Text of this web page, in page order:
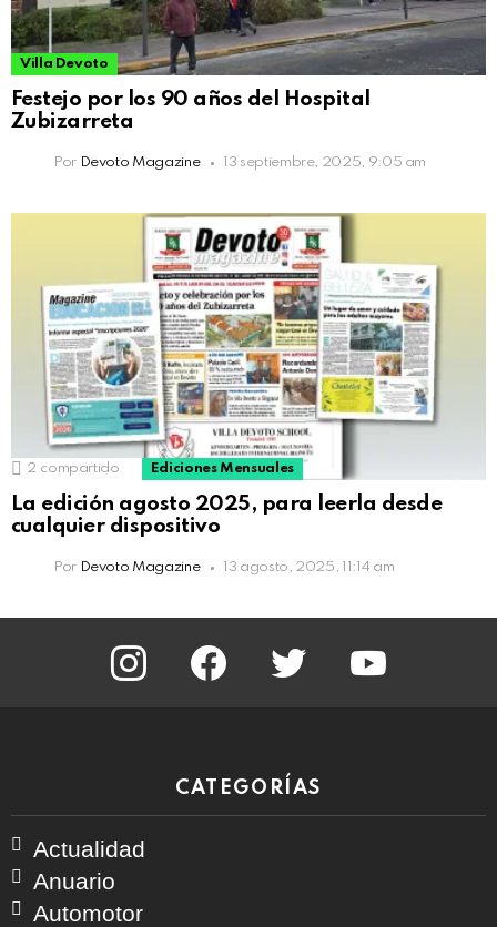
Villa Devoto
Festejo por los 90 años del Hospital
Zubizarreta
Por Devoto Magazine 13 septiembre, 2025, 9:05 am
2 compartido Ediciones Mensuales
La edición agosto 2025, para leerla desde
cualquier dispositivo
Por Devoto Magazine 13 agosto, 2025, 11:14 am
instagram facebook twitter
CATEGORÍAS
Actualidad
Anuario
Automotor